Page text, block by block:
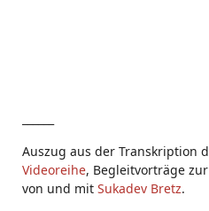
Auszug aus der Transkription
Videoreihe, Begleitvorträge zur
von und mit Sukadev Bretz.